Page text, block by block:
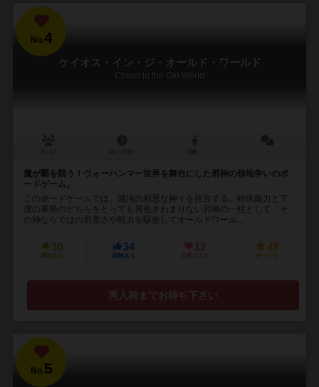
No.4
ケイオス・イン・ジ・オールド・ワールド
Chaos in the Old World
魔が覇を競う！ウォーハンマー世界を舞台にした邪神の領地争いのボ
ードゲーム。
このボードゲームでは、混沌の邪悪な神々を担当する。特殊能力と下
僕の軍勢のどちらをとっても異色きわまりない邪神の一柱として、そ
の神ならではの邪悪さや戦力を駆使してオールドワール...
30
興味あり
34
経験あり
12
お気に入り
49
持ってる
再入荷までお待ち下さい
No.5